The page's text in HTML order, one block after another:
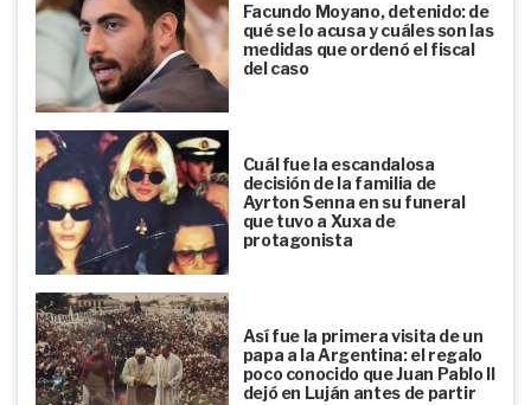
Facundo Moyano, detenido: de
qué se lo acusa y cuáles son las
medidas que ordenó el fiscal
del caso
Cuál fue la escandalosa
decisión de la familia de
Ayrton Senna en su funeral
que tuvo a Xuxa de
protagonista
Así fue la primera visita de un
papa a la Argentina: el regalo
poco conocido que Juan Pablo II
dejó en Luján antes de partir